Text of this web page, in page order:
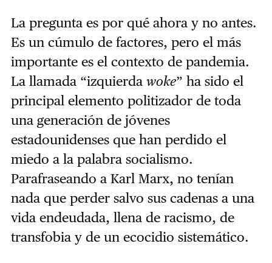
La pregunta es por qué ahora y no antes.
Es un cúmulo de factores, pero el más
importante es el contexto de pandemia.
La llamada “izquierda woke” ha sido el
principal elemento politizador de toda
una generación de jóvenes
estadounidenses que han perdido el
miedo a la palabra socialismo.
Parafraseando a Karl Marx, no tenían
nada que perder salvo sus cadenas a una
vida endeudada, llena de racismo, de
transfobia y de un ecocidio sistemático.